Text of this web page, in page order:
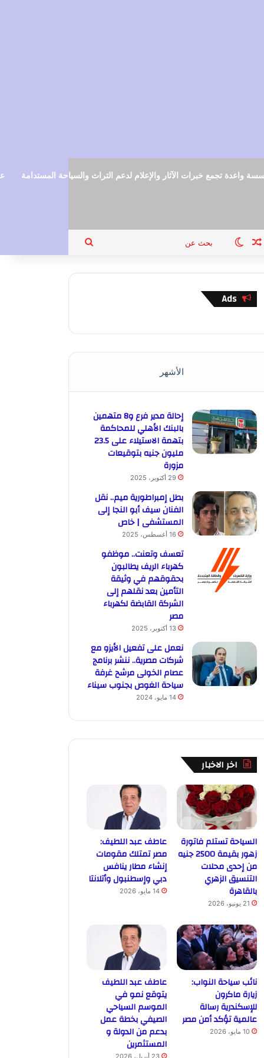
واعدة تجمع خبرات الآثار والإعلام لدعم التراث والسياحة المستدامة
الدخول
مقال عشوائي
الوضع المظلم
بحث
Ads
الأشهر
إحالة مدير فرع و8 متهمين
بالبنك الأهلي للمحاكمة
بتهمة الاستيلاء على 23.5
مليون جنيه بتوقيعات
مزورة
29 أكتوبر، 2025
بطل إمبراطورية ميم.. نقل
الفنان سيف أبو النجا إلى
المستشفى | خاص
16 أغسطس، 2025
تعسف وتعنت.. موظفو
كهرباء الريف يطالبون
بحقوقهم في وثيقة
التأمين بعد نقلهم إلى
الشركة القابضة لكهرباء
مصر
13 أكتوبر، 2025
نعمل على تفعيل الأيزو مع
شركات مصرية.. ننشر برنامج
عصام الخولى مرشح غرفة
سياحة الغوص بجنوب سيناء
14 مايو، 2024
اخر الاخبار
السياحة تستلم فاتورة
زهور بقيمة 2500 جنيه
من إحدى محلات
التنسيق الزهري
بالقاهرة
21 يونيو، 2026
عاطف عبد اللطيف:
مصر تمتلك مقومات
إنشاء مطار ينافس
دبي وإسطنبول وأتلانتا
14 مايو، 2026
نائب سياحة النواب:
زيارة ماكرون
للإسكندرية رسالة
عالمية تؤكد أمن مصر
10 مايو، 2026
عاطف عبد اللطيف
يتوقع نمو في
الموسم السياحي
الصيفي بخطة عمل
بدعم من الدولة و
المستثمرين
23 أبريل، 2026